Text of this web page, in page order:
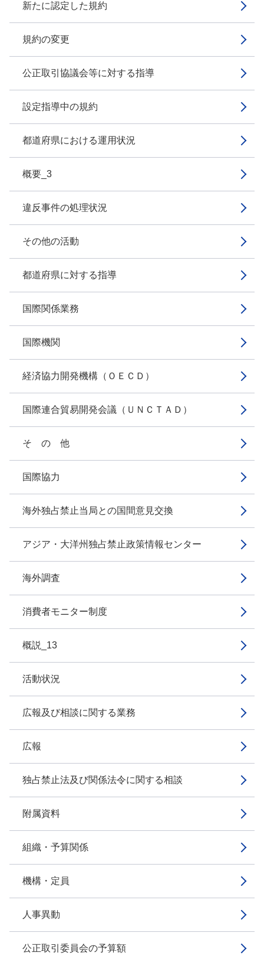
新たに認定した規約
規約の変更
公正取引協議会等に対する指導
設定指導中の規約
都道府県における運用状況
概要_3
違反事件の処理状況
その他の活動
都道府県に対する指導
国際関係業務
国際機関
経済協力開発機構（ＯＥＣＤ）
国際連合貿易開発会議（ＵＮＣＴＡＤ）
そ の 他
国際協力
海外独占禁止当局との国間意見交換
アジア・大洋州独占禁止政策情報センター
海外調査
消費者モニター制度
概説_13
活動状況
広報及び相談に関する業務
広報
独占禁止法及び関係法令に関する相談
附属資料
組織・予算関係
機構・定員
人事異動
公正取引委員会の予算額